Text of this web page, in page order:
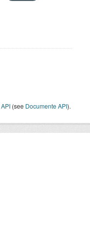
API (see Documente API).